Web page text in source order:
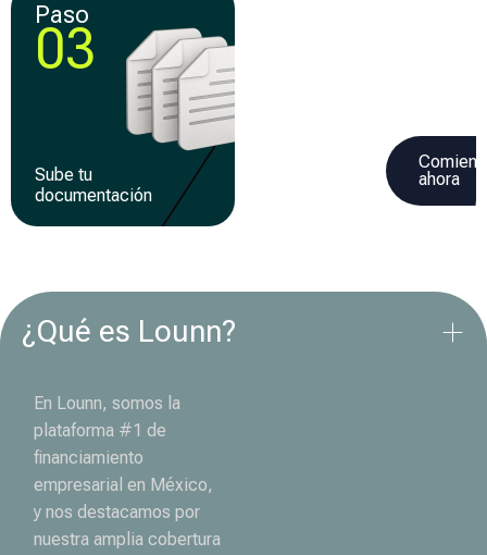
Paso
03
Sube tu
documentación
ahora
¿Qué es Lounn?
En Lounn, somos la
plataforma #1 de
financiamiento
empresarial en México,
y nos destacamos por
nuestra amplia cobertura